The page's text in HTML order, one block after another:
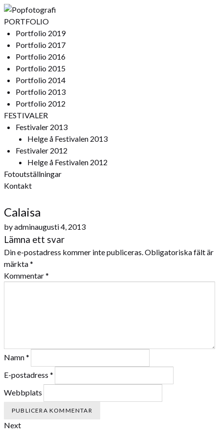
PORTFOLIO
Portfolio 2019
Portfolio 2017
Portfolio 2016
Portfolio 2015
Portfolio 2014
Portfolio 2013
Portfolio 2012
FESTIVALER
Festivaler 2013
Helge å Festivalen 2013
Festivaler 2012
Helge å Festivalen 2012
Fotoutställningar
Kontakt
Calaisa
byadminaugusti 4, 2013
Lämna ett svar
Din e-postadress kommer inte publiceras.Obligatoriska fält är
märkta*
Kommentar*
Namn*
E-postadress *
Webbplats
Next